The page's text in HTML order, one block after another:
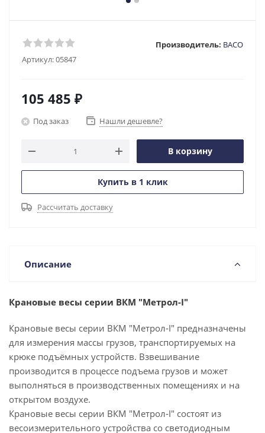
Артикул:05847
Производитель: ВАСО
105 485 ₽
Под заказ Нашли дешевле?
В корзину
Купить в 1 клик
Рассчитать доставку
Описание
Крановые весы серии ВКМ "Метрол-I"
Крановые весы серии ВКМ "Метрол-I" предназначены
для измерения массы грузов, транспортируемых на
крюке подъёмных устройств. Взвешивание
производится в процессе подъема грузов и может
выполняться в производственных помещениях и на
открытом воздухе.
Крановые весы серии ВКМ "Метрол-I" состоят из
весоизмерительного устройства со светодиодным